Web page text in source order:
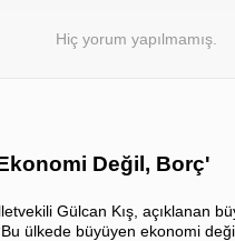
Hiç yorum yapılmamış.
Değil, Borç'
Gülcan Kış, açıklanan
ülkede büyüyen ekonomi